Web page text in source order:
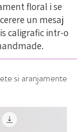
floral i se
un mesaj
caligrafic intr-o
si aranjamente